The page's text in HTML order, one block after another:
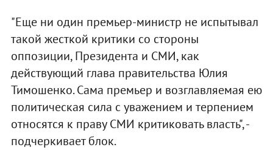
"Еще ни один премьер-министр не испытывал
такой жесткой критики со стороны
оппозиции, Президента и СМИ, как
действующий глава правительства Юлия
Тимошенко. Сама премьер и возглавляемая ею
политическая сила с уважением и терпением
относятся к праву СМИ критиковать власть", -
подчеркивает блок.